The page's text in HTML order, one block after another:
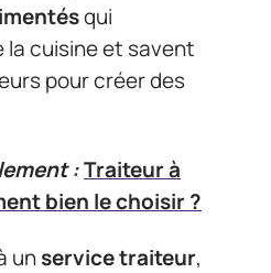
qui
la cuisine et savent
pour créer des
:Traiteur à
bien le choisir ?
unservice traiteur,